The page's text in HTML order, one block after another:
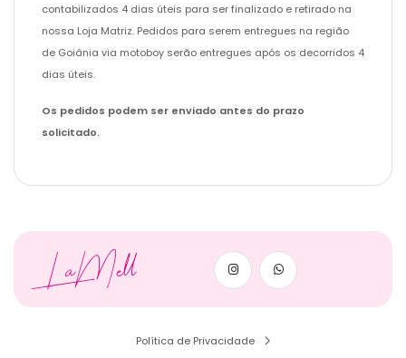
contabilizados 4 dias úteis para ser finalizado e retirado na
nossa Loja Matriz. Pedidos para serem entregues na região
de Goiânia via motoboy serão entregues após os decorridos 4
dias úteis.
Os pedidos podem ser enviado antes do prazo
solicitado.
LaMell
Política de Privacidade